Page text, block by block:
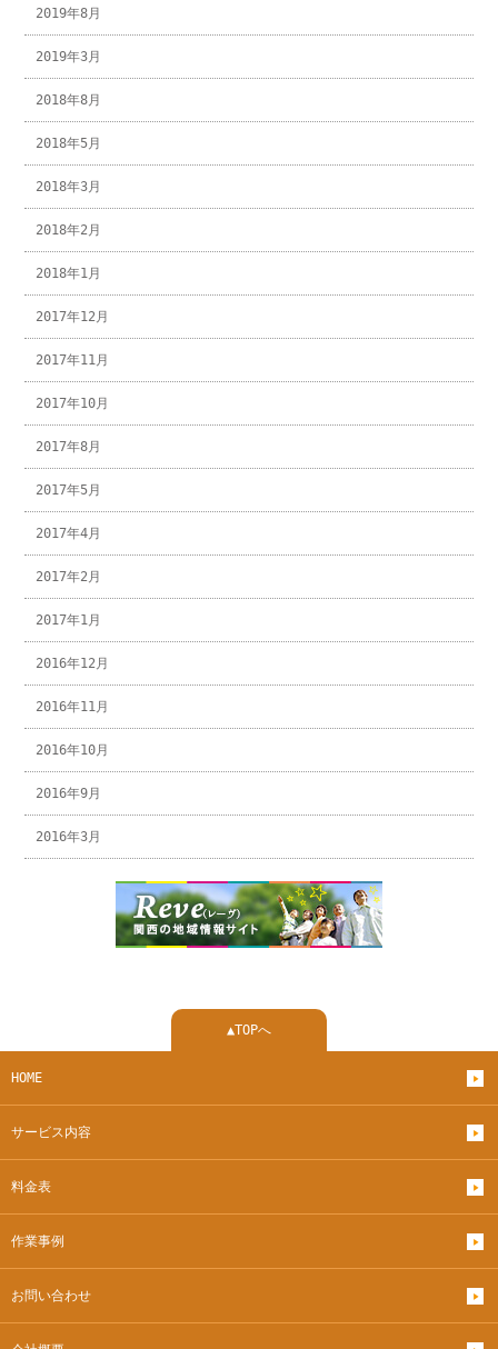
2019年8月
2019年3月
2018年8月
2018年5月
2018年3月
2018年2月
2018年1月
2017年12月
2017年11月
2017年10月
2017年8月
2017年5月
2017年4月
2017年2月
2017年1月
2016年12月
2016年11月
2016年10月
2016年9月
2016年3月
▲TOPへ
HOME
サービス内容
料金表
作業事例
お問い合わせ